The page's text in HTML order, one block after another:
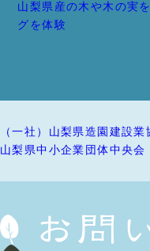
山梨県産の木や木の実
グを体験
（一社）山梨県造園建設業
山梨県中小企業団体中央会